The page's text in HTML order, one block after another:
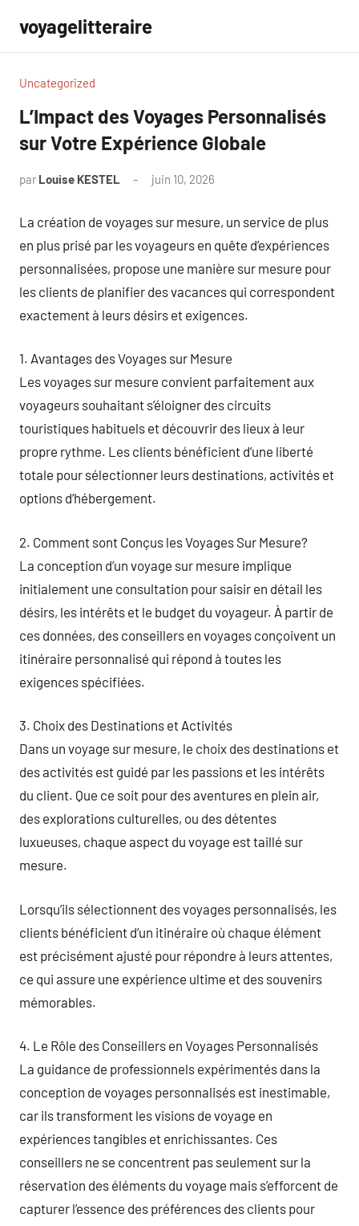
contenu
voyagelitteraire
Uncategorized
L’Impact des Voyages Personnalisés
sur Votre Expérience Globale
par Louise KESTEL juin 10, 2026
La création de voyages sur mesure, un service de plus
en plus prisé par les voyageurs en quête d’expériences
personnalisées, propose une manière sur mesure pour
les clients de planifier des vacances qui correspondent
exactement à leurs désirs et exigences.
1. Avantages des Voyages sur Mesure
Les voyages sur mesure convient parfaitement aux
voyageurs souhaitant s’éloigner des circuits
touristiques habituels et découvrir des lieux à leur
propre rythme. Les clients bénéficient d’une liberté
totale pour sélectionner leurs destinations, activités et
options d’hébergement.
2. Comment sont Conçus les Voyages Sur Mesure?
La conception d’un voyage sur mesure implique
initialement une consultation pour saisir en détail les
désirs, les intérêts et le budget du voyageur. À partir de
ces données, des conseillers en voyages conçoivent un
itinéraire personnalisé qui répond à toutes les
exigences spécifiées.
3. Choix des Destinations et Activités
Dans un voyage sur mesure, le choix des destinations et
des activités est guidé par les passions et les intérêts
du client. Que ce soit pour des aventures en plein air,
des explorations culturelles, ou des détentes
luxueuses, chaque aspect du voyage est taillé sur
mesure.
Lorsqu’ils sélectionnent des voyages personnalisés, les
clients bénéficient d’un itinéraire où chaque élément
est précisément ajusté pour répondre à leurs attentes,
ce qui assure une expérience ultime et des souvenirs
mémorables.
4. Le Rôle des Conseillers en Voyages Personnalisés
La guidance de professionnels expérimentés dans la
conception de voyages personnalisés est inestimable,
car ils transforment les visions de voyage en
expériences tangibles et enrichissantes. Ces
conseillers ne se concentrent pas seulement sur la
réservation des éléments du voyage mais s’efforcent de
capturer l’essence des préférences des clients pour